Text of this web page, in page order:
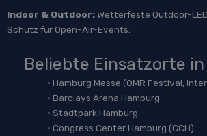
Indoor & Outdoor:Wetterfeste Outdoor-
Schutz für Open-Air-Events.
Beliebte Einsatzorte
• Hamburg Messe (OMR Festival,
• Barclays Arena Hamburg
• Stadtpark Hamburg
• Congress Center Hamburg (CCH)